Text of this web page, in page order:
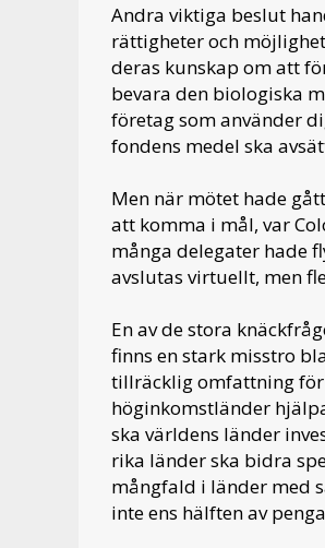
Andra viktiga beslut
rättigheter och
deras kunskap om att
bevara den biologiska
företag som använder
fondens medel ska
Men när mötet hade
att komma i mål, var
många delegater hade
avslutas virtuellt, men
En av de stora
finns en stark misstro
tillräcklig omfattning
höginkomstländer
ska världens länder
rika länder ska bidra
mångfald i länder med
inte ens hälften av